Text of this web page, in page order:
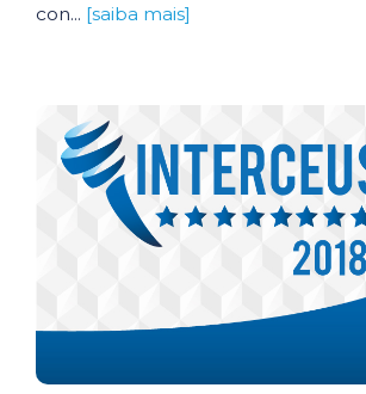
con... [saiba mais]